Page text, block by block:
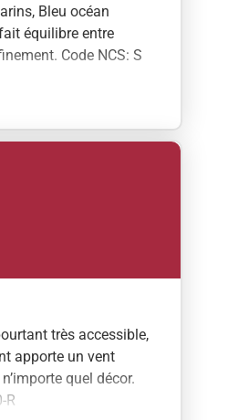
Bleu océan
équilibre entre
Code NCS: S
très accessible,
apporte un vent
quel décor.
R